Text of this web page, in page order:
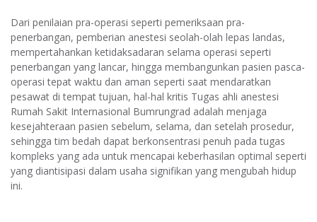
Dari penilaian pra-operasi seperti pemeriksaan pra-
penerbangan, pemberian anestesi seolah-olah lepas landas,
mempertahankan ketidaksadaran selama operasi seperti
penerbangan yang lancar, hingga membangunkan pasien pasca-
operasi tepat waktu dan aman seperti saat mendaratkan
pesawat di tempat tujuan, hal-hal kritis Tugas ahli anestesi
Rumah Sakit Internasional Bumrungrad adalah menjaga
kesejahteraan pasien sebelum, selama, dan setelah prosedur,
sehingga tim bedah dapat berkonsentrasi penuh pada tugas
kompleks yang ada untuk mencapai keberhasilan optimal seperti
yang diantisipasi dalam usaha signifikan yang mengubah hidup
ini.